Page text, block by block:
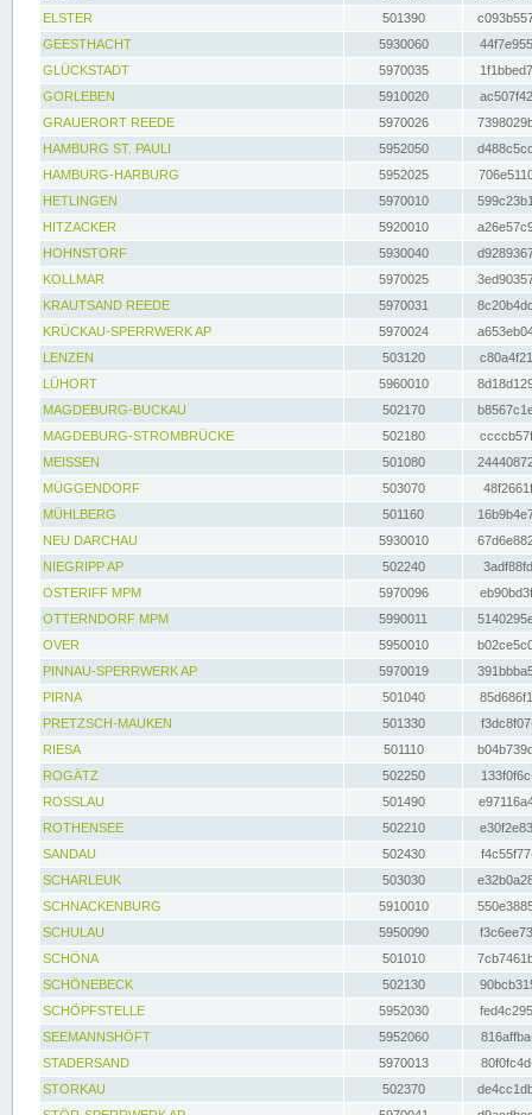
ELSTER
501390
GEESTHACHT
5930060
GLÜCKSTADT
5970035
GORLEBEN
5910020
GRAUERORT REEDE
5970026
HAMBURG ST. PAULI
5952050
HAMBURG-HARBURG
5952025
HETLINGEN
5970010
HITZACKER
5920010
HOHNSTORF
5930040
KOLLMAR
5970025
KRAUTSAND REEDE
5970031
KRÜCKAU-SPERRWERK AP
5970024
LENZEN
503120
LÜHORT
5960010
MAGDEBURG-BUCKAU
502170
MAGDEBURG-STROMBRÜCKE
502180
MEISSEN
501080
MÜGGENDORF
503070
MÜHLBERG
501160
NEU DARCHAU
5930010
NIEGRIPP AP
502240
OSTERIFF MPM
5970096
OTTERNDORF MPM
5990011
OVER
5950010
PINNAU-SPERRWERK AP
5970019
PIRNA
501040
PRETZSCH-MAUKEN
501330
RIESA
501110
ROGÄTZ
502250
ROSSLAU
501490
ROTHENSEE
502210
SANDAU
502430
SCHARLEUK
503030
SCHNACKENBURG
5910010
SCHULAU
5950090
SCHÖNA
501010
SCHÖNEBECK
502130
SCHÖPFSTELLE
5952030
SEEMANNSHÖFT
5952060
STADERSAND
5970013
STORKAU
502370